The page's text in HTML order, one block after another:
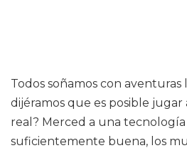
Todos soñamos con aventuras
dijéramos que es posible jugar
real? Merced a una
suficientemente buena, los